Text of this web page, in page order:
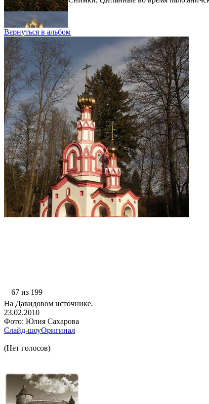
Вернуться в альбом
67 из 199
На Давидовом источнике.
23.02.2010
Фото: Юлия Сахарова
Слайд-шоуОригинал
(Нет голосов)